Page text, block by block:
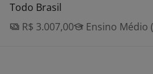
Todo Brasil
R$ 3.007,00
Ensino Médio